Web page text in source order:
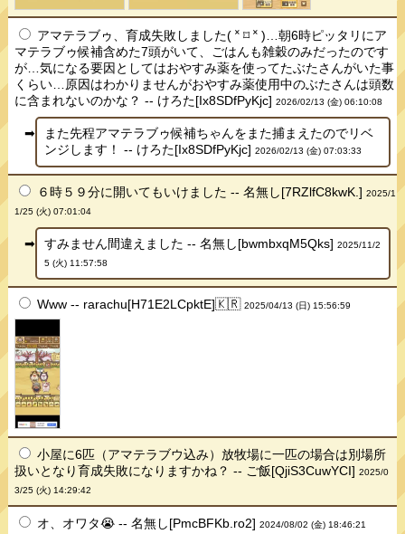
アマテラブゥ、育成失敗しました( ˟ ⌑ ˟ )…朝6時ピッタリにア
マテラブゥ候補含めた7頭がいて、ごはんも雑穀のみだったのです
が…気になる要因としてはおやすみ薬を使ってたぶたさんがいた事
くらい…原因はわかりませんがおやすみ薬使用中のぶたさんは頭数
に含まれないのかな？ -- けろた[Ix8SDfPyKjc]2026/02/13 (金) 06:10:08
また先程アマテラブゥ候補ちゃんをまた捕まえたのでリベ
ンジします！ -- けろた[Ix8SDfPyKjc] 2026/02/13 (金) 07:03:33
６時５９分に開いてもいけました -- 名無し[7RZlfC8kwK.]2025/1
1/25 (火) 07:01:04
すみません間違えました -- 名無し[bwmbxqM5Qks] 2025/11/2
5 (火) 11:57:58
Www -- rarachu[H71E2LCpktE]🇰🇷2025/04/13 (日) 15:56:59
小屋に6匹（アマテラブウ込み）放牧場に一匹の場合は別場所
扱いとなり育成失敗になりますかね？ -- ご飯[QjiS3CuwYCI]2025/0
3/25 (火) 14:29:42
オ、オワタ😭 -- 名無し[PmcBFKb.ro2]2024/08/02 (金) 18:46:21